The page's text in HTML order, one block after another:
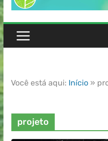
Você está aqui: Início»
projeto